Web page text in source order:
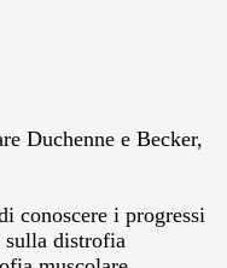
Duchenne e Becker,
conoscere i progressi
sulla distrofia